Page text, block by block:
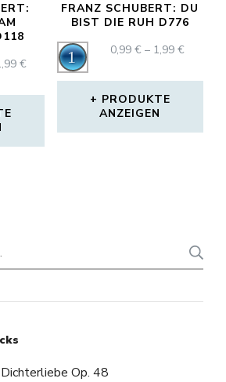
€PREISSPANNE:
BIS
FRANZ SCHUBERT: DU
BIST DIE RUH D776
Audio-
Player
0,99€ – 1,99€
BIS
PRODUKTE
ANZEIGEN
Op. 48